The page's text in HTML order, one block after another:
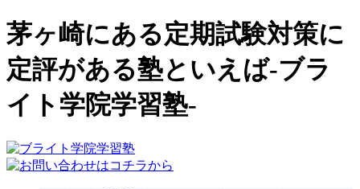
茅ヶ崎にある定期試験対策に
定評がある塾といえば-ブラ
イト学院学習塾-